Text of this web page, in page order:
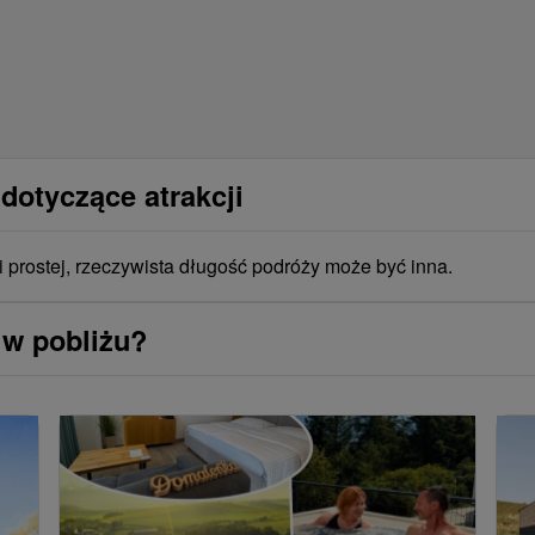
atrakcji
rzeczywista długość podróży może być inna.
pobliżu?